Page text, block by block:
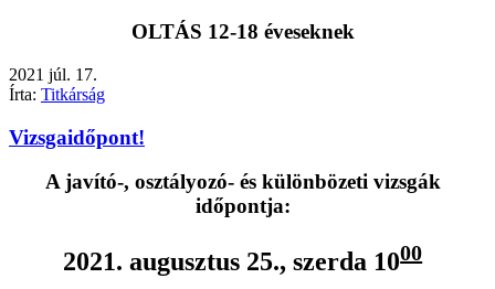
OLTÁS 12-18 éveseknek
2021 júl. 17.
Írta: Titkárság
Vizsgaidőpont!
A javító-, osztályozó- és különbözeti vizsgák
időpontja:
2021. augusztus 25., szerda 1000